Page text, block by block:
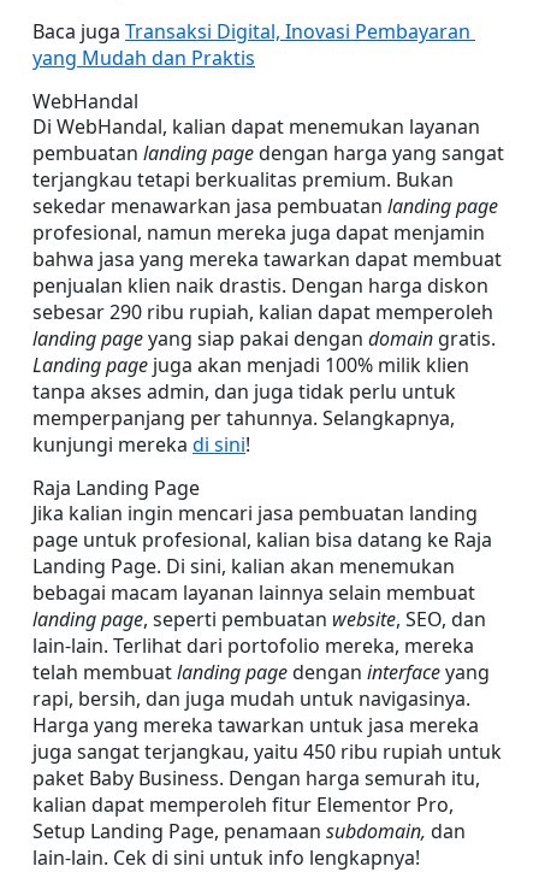
Baca juga Transaksi Digital, Inovasi Pembayaran
yang Mudah dan Praktis
WebHandal
Di WebHandal, kalian dapat menemukan layanan
pembuatan landing page dengan harga yang sangat
terjangkau tetapi berkualitas premium. Bukan
sekedar menawarkan jasa pembuatan landing page
profesional, namun mereka juga dapat menjamin
bahwa jasa yang mereka tawarkan dapat membuat
penjualan klien naik drastis. Dengan harga diskon
landing page yang siap pakai dengan domain
Landing page juga akan menjadi 100% milik klien
tanpa akses admin, dan juga tidak perlu untuk
memperpanjang per tahunnya. Selangkapnya,
kunjungi mereka di sini!
Raja Landing Page
Jika kalian ingin mencari jasa pembuatan landing
page untuk profesional, kalian bisa datang ke Raja
Landing Page. Di sini, kalian akan menemukan
landing page, seperti pembuatan website, SEO, dan
lain-lain. Terlihat dari portofolio mereka, mereka
telah membuat landing page dengan interface yang
rapi, bersih, dan juga mudah untuk navigasinya.
Harga yang mereka tawarkan untuk jasa mereka
juga sangat terjangkau, yaitu 450 ribu rupiah untuk
paket Baby Business. Dengan harga semurah itu,
kalian dapat memperoleh fitur Elementor Pro,
Setup Landing Page, penamaan subdomain, dan
lain-lain. Cek di sini untuk info lengkapnya!